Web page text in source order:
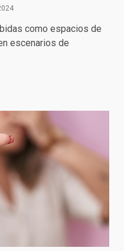
como espacios de
escenarios de